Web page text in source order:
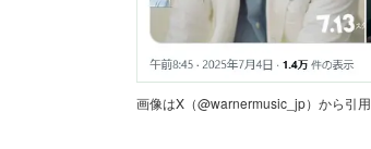
画像はX（@warnermusic_jp）から引用